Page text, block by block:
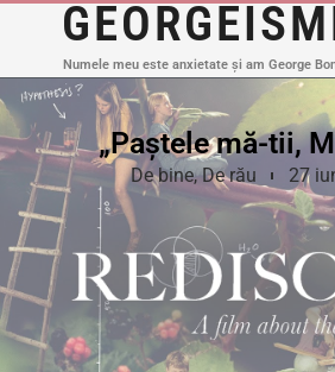
Numele meu este anxietate și am George
„Paștele mă-tii,
De bine,De rău 27